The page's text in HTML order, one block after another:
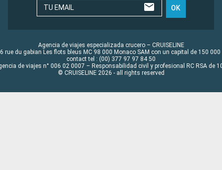
TU EMAIL OK
Agencia de viajes especializada crucero – CRUISELINE
rue du gabian Les flots bleus MC 98 000 Monaco SAM con un capital de 150 000
contact tel : (00) 377 97 97 84 50
de viajes n° 006 02 0007 – Responsabilidad civil y profesional RC RSA de
© CRUISELINE 2026 - all rights reserved